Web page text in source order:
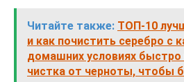
Читайте также: ТОП-10
и как почистить серебро с
домашних условиях
чистка от черноты, чтобы